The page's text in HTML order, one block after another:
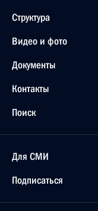
Структура
Видео и фото
Документы
Контакты
Поиск
Для СМИ
Подписаться